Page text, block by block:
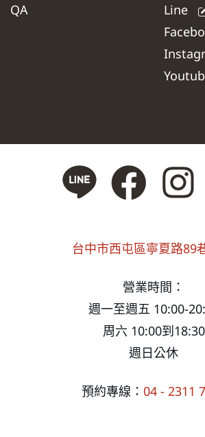
QA
Line
台中市西屯區寧夏路89
營業時間：
週一至週五 10:00-
周六 10:00到18:30
週日公休
預約專線： 04 - 2311